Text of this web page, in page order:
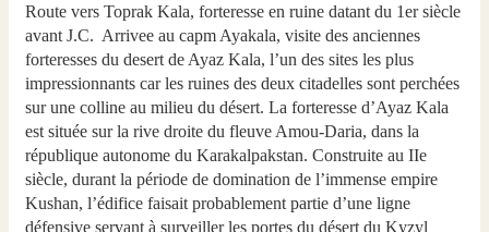
Route vers Toprak Kala, forteresse en ruine datant du 1er siècle
avant J.C. Arrivee au capm Ayakala, visite des anciennes
forteresses du desert de Ayaz Kala, l’un des sites les plus
impressionnants car les ruines des deux citadelles sont perchées
sur une colline au milieu du désert. La forteresse d’Ayaz Kala
est située sur la rive droite du fleuve Amou-Daria, dans la
république autonome du Karakalpakstan. Construite au IIe
siècle, durant la période de domination de l’immense empire
Kushan, l’édifice faisait probablement partie d’une ligne
défensive servant à surveiller les portes du désert du Kyzyl